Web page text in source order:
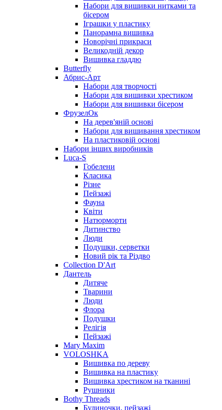
Набори для вишивки нитками та
бісером
Іграшки у пластику
Панорамна вишивка
Новорічні прикраси
Великодній декор
Вишивка гладдю
Butterfly
Абрис-Арт
Набори для творчості
Набори для вишивки хрестиком
Набори для вишивки бісером
ФрузелОк
На дерев'яній основі
Набори для вишивання хрестиком
На пластиковій основі
Набори інших виробників
Luca-S
Гобелени
Класика
Різне
Пейзажі
Фауна
Квіти
Натюрморти
Дитинство
Люди
Подушки, серветки
Новий рік та Різдво
Collection D'Art
Дантель
Дитяче
Тварини
Люди
Флора
Подушки
Релігія
Пейзажі
Mary Maxim
VOLOSHKA
Вишивка по дереву
Вишивка на пластику
Вишивка хрестиком на тканині
Рушники
Bothy Threads
Будиночки, пейзажі